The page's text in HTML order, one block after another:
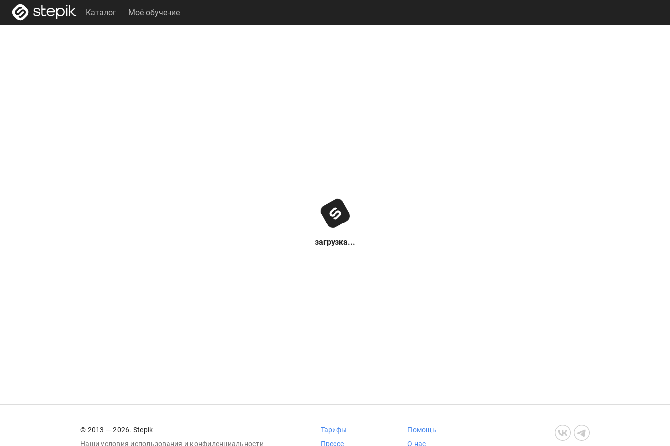
Каталог Моё обучение
загрузка...
© 2013 — 2026. Stepik
Наши условия использования и конфиденциальности
Тарифы
Прессе
Помощь
О нас